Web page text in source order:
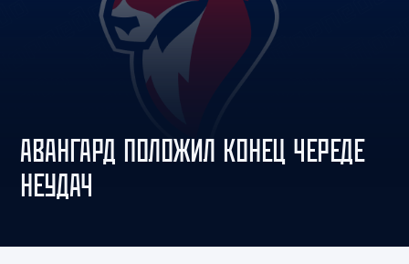
АВАНГАРД ПОЛОЖИЛ КОНЕЦ ЧЕРЕДЕ
НЕУДАЧ